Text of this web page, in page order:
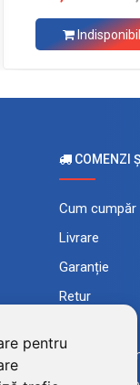
pentru
Indisponibil
COMENZI
Cum cumpăr
Livrare
Garanție
Retur
Comanda